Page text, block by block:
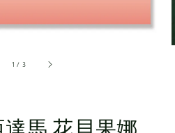
1 / 3
馬 花貝果娜